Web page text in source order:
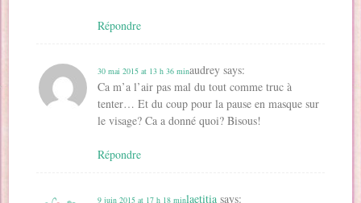
Répondre
audrey says:
30 mai 2015 at 13 h 36 min
Ca m’a l’air pas mal du tout comme truc à
tenter… Et du coup pour la pause en masque sur
le visage? Ca a donné quoi? Bisous!
Répondre
laetitia says:
9 juin 2015 at 17 h 18 min